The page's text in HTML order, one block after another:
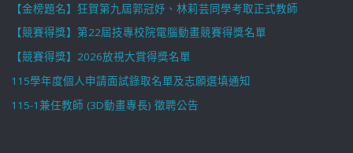
【金榜題名】狂賀第九屆郭冠妤、林莉芸同學考取正式教師
【競賽得獎】第22屆技專校院電腦動畫競賽得獎名單
【競賽得獎】2026放視大賞得獎名單
115學年度個人申請面試錄取名單及志願選填通知
115-1兼任教師 (3D動畫專長) 徵聘公告